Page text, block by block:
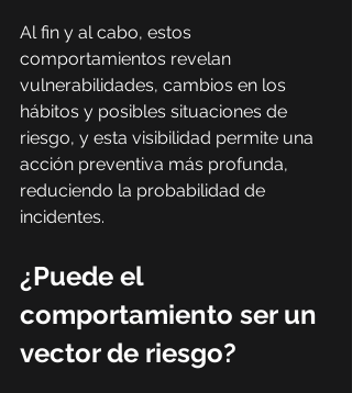
Al fin y al cabo, estos
comportamientos revelan
vulnerabilidades, cambios en los
hábitos y posibles situaciones de
riesgo, y esta visibilidad permite una
acción preventiva más profunda,
reduciendo la probabilidad de
incidentes.
¿Puede el
comportamiento ser un
vector de riesgo?